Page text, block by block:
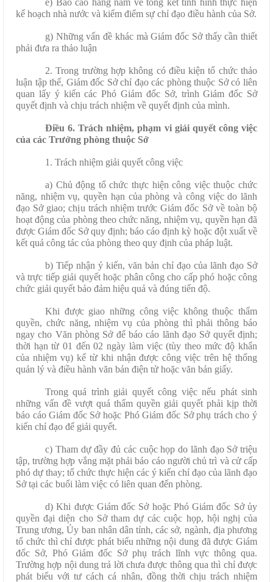
e) Báo cáo hàng năm về tổng kết tình hình thực hiện
kế hoạch nhà nước và kiểm điểm sự chỉ đạo điều hành của Sở.
g) Những vấn đề khác mà Giám đốc Sở thấy cần thiết
phải đưa ra thảo luận
2. Trong trường hợp không có điều kiện tổ chức thảo
luận tập thể, Giám đốc Sở chỉ đạo các phòng thuộc Sở có liên
quan lấy ý kiến các Phó Giám đốc Sở, trình Giám đốc Sở
quyết định và chịu trách nhiệm về quyết định của mình.
Điều 6.Trách nhiệm, phạm vi giải quyết công việc
của các Trưởng phòng thuộc Sở
1. Trách nhiệm giải quyết công việc
a) Chủ động tổ chức thực hiện công việc thuộc chức
năng, nhiệm vụ, quyền hạn của phòng và công việc do lãnh
đạo Sở giao; chịu trách nhiệm trước Giám đốc Sở về toàn bộ
hoạt động của phòng theo chức năng, nhiệm vụ, quyền hạn đã
được Giám đốc Sở quy định; báo cáo định kỳ hoặc đột xuất về
kết quả công tác của phòng theo quy định của pháp luật.
b) Tiếp nhận ý kiến, văn bản chỉ đạo của lãnh đạo Sở
và trực tiếp giải quyết hoặc phân công cho cấp phó hoặc công
chức giải quyết bảo đảm hiệu quả và đúng tiến độ.
Khi được giao những công việc không thuộc thẩm
quyền, chức năng, nhiệm vụ của phòng thì phải thông báo
ngay cho Văn phòng Sở để báo cáo lãnh đạo Sở quyết định;
thời hạn từ 01 đến 02 ngày làm việc (tùy theo mức độ khẩn
của nhiệm vụ) kể từ khi nhận được công việc trên hệ thống
quản lý và điều hành văn bản điện tử hoặc văn bản giấy.
Trong quá trình giải quyết công việc nếu phát sinh
những vấn đề vượt quá thẩm quyền giải quyết phải kịp thời
báo cáo Giám đốc Sở hoặc Phó Giám đốc Sở phụ trách cho ý
kiến chỉ đạo để giải quyết.
c) Tham dự đầy đủ các cuộc họp do lãnh đạo Sở triệu
tập, trường hợp vắng mặt phải báo cáo người chủ trì và cử cấp
phó dự thay; tổ chức thực hiện các ý kiến chỉ đạo của lãnh đạo
Sở tại các buổi làm việc có liên quan đến phòng.
d) Khi được Giám đốc Sở hoặc Phó Giám đốc Sở ủy
quyền đại diện cho Sở tham dự các cuộc họp, hội nghị của
Trung ương, Ủy ban nhân dân tỉnh, các sở, ngành, địa phương
tổ chức thì chỉ được phát biểu những nội dung đã được Giám
đốc Sở, Phó Giám đốc Sở phụ trách lĩnh vực thông qua.
Trường hợp nội dung trả lời chưa được thông qua thì chỉ được
phát biểu với tư cách cá nhân, đồng thời chịu trách nhiệm